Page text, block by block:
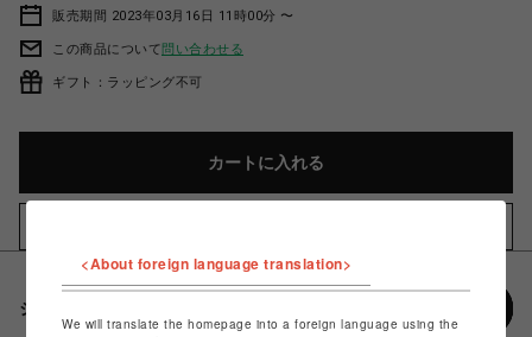
販売期間 2023年03月16日 11時00分 〜
この商品について問い合わせる
ギフト：ラッピング不可
カートに入れる
シェアする
<About foreign language translation>
We will translate the homepage into a foreign language using the